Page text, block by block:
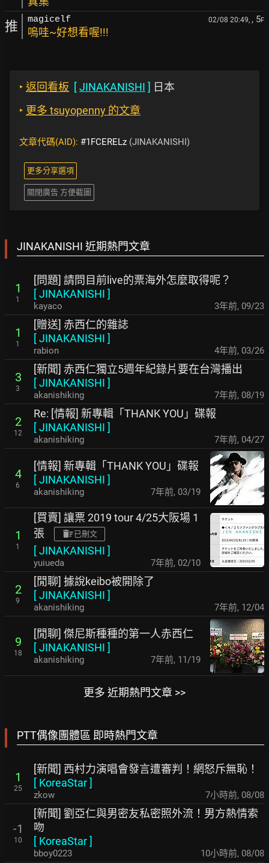
推 magicelf 02/08 20:49, , 5F
嗚哇~好想看喔!!!
‣ 返回看板 [JINAKANISHI ] 日本
‣ 更多 tsuyopenny 的文章
文章代碼(AID): #1FCERELz (JINAKANISHI)
更多分享選項
關閉廣告 方便截圖
JINAKANISHI 近期熱門文章
1
1
[問題] 請問目前live的票海外怎麼取得呢？
[JINAKANISHI ]
kayaco 3年前, 09/23
1
1
[贈送] 赤西仁的雜誌
[JINAKANISHI ]
rabion 4年前, 03/26
3
3
[新聞] 赤西仁獨立5週年紀錄片要在台灣播出
[JINAKANISHI ]
akanishiking 7年前, 08/19
2
12
Re: [情報] 新專輯「THANK YOU」碟報
[JINAKANISHI ]
akanishiking 7年前, 04/27
4
6
[情報] 新專輯「THANK YOU」碟報
[JINAKANISHI ]
akanishiking 7年前, 03/19
1
1
[買賣] 讓票 2019 tour 4/25大阪場 1
張
已刪文
[JINAKANISHI ]
yuiueda 7年前, 02/10
2
9
[閒聊] 據說keibo被開除了
[JINAKANISHI ]
akanishiking 7年前, 12/04
9
18
[閒聊] 傑尼斯種種的第一人赤西仁
[JINAKANISHI ]
akanishiking 7年前, 11/19
更多 近期熱門文章 >>
PTT偶像團體區 即時熱門文章
1
25
[新聞] 西村力演唱會發言遭審判！網怒斥無恥！
[ KoreaStar]
zkow 7小時前, 08/08
-1
10
[新聞] 劉亞仁與男密友私密照外流！男方熱情索
吻
[ KoreaStar]
bboy0223 10小時前, 08/08